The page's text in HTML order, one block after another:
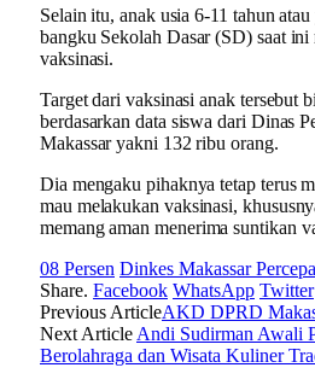
Selain itu, anak usia 6-11 tahun
bangku Sekolah Dasar (SD) saat ini
vaksinasi.
Target dari vaksinasi anak tersebut
berdasarkan data siswa dari Dinas
Makassar yakni 132 ribu orang.
Dia mengaku pihaknya tetap terus
mau melakukan vaksinasi,
memang aman menerima suntikan
08 Persen Dinkes Makassar
Share. Facebook WhatsApp Twitter
Previous ArticleAKD DPRD
Next Article Andi Sudirman Awali
Berolahraga dan Wisata Kuliner